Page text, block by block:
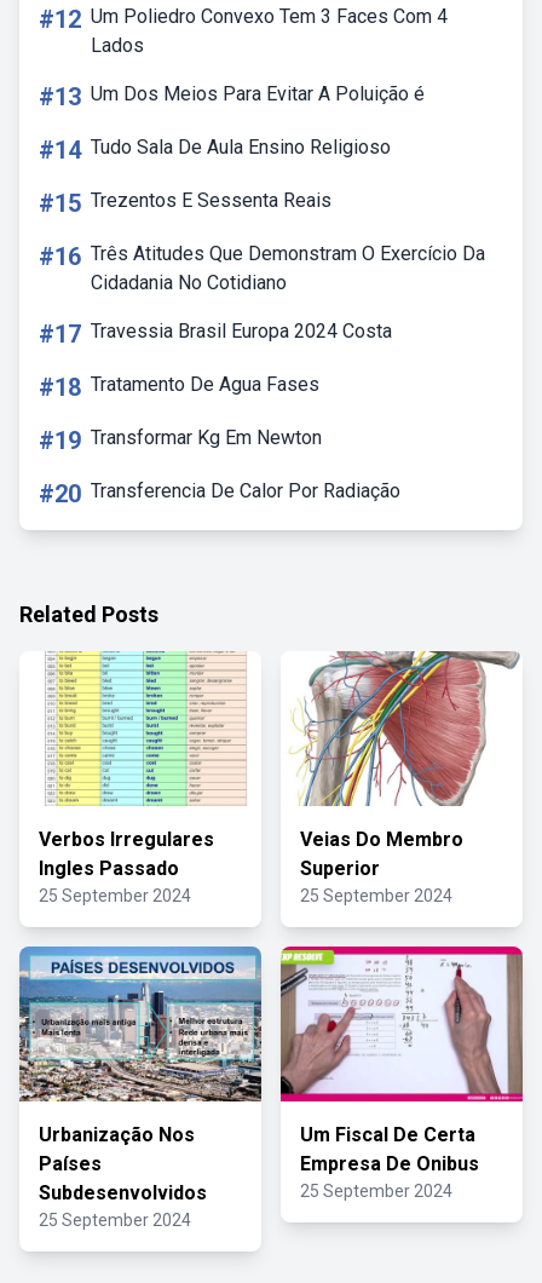
#12 Um Poliedro Convexo Tem 3 Faces Com 4
Lados
#13 Um Dos Meios Para Evitar A Poluição é
#14 Tudo Sala De Aula Ensino Religioso
#15 Trezentos E Sessenta Reais
#16 Três Atitudes Que Demonstram O Exercício Da
Cidadania No Cotidiano
#17 Travessia Brasil Europa 2024 Costa
#18 Tratamento De Agua Fases
#19 Transformar Kg Em Newton
#20 Transferencia De Calor Por Radiação
Related Posts
Verbos Irregulares
Ingles Passado
25 September 2024
Veias Do Membro
Superior
25 September 2024
Urbanização Nos
Países
Subdesenvolvidos
25 September 2024
Um Fiscal De Certa
Empresa De Onibus
25 September 2024